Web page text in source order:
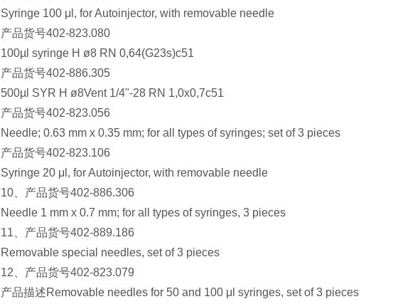
Syringe 100 μl, for Autoinjector, with removable needle
产品货号402-823.080
100µl syringe H ø8 RN 0,64(G23s)c51
产品货号402-886.305
500µl SYR H ø8Vent 1/4"-28 RN 1,0x0,7c51
产品货号402-823.056
Needle; 0.63 mm x 0.35 mm; for all types of syringes; set of 3 pieces
产品货号402-823.106
Syringe 20 μl, for Autoinjector, with removable needle
10、产品货号402-886.306
Needle 1 mm x 0.7 mm; for all types of syringes, 3 pieces
11 、产品货号402-889.186
Removable special needles, set of 3 pieces
12 、产品货号402-823.079
产品描述Removable needles for 50 and 100 μl syringes, set of 3 pieces